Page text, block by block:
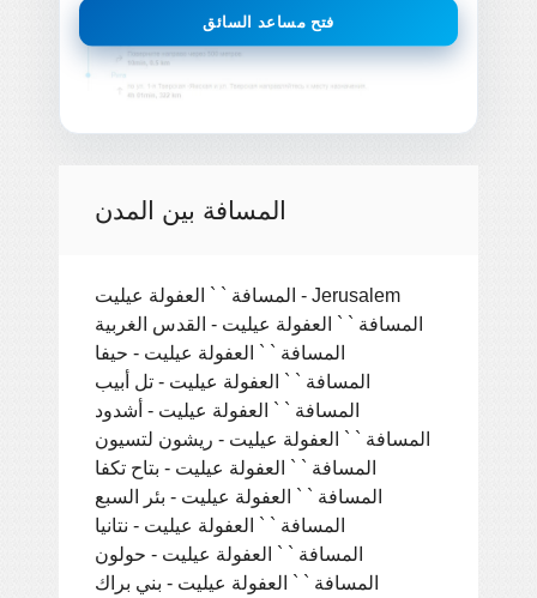
فتح مساعد السائق
المسافة بين المدن
المسافة ` ` العفولة عيليت - Jerusalem
المسافة ` ` العفولة عيليت - القدس الغربية
المسافة ` ` العفولة عيليت - حيفا
المسافة ` ` العفولة عيليت - تل أبيب
المسافة ` ` العفولة عيليت - أشدود
المسافة ` ` العفولة عيليت - ريشون لتسيون
المسافة ` ` العفولة عيليت - بتاح تكفا
المسافة ` ` العفولة عيليت - بئر السبع
المسافة ` ` العفولة عيليت - نتانيا
المسافة ` ` العفولة عيليت - حولون
المسافة ` ` العفولة عيليت - بني براك